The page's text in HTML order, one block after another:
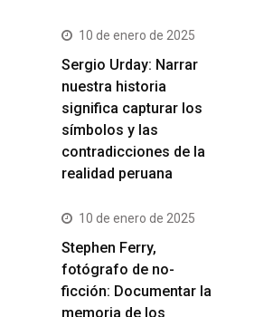
10 de enero de 2025
Sergio Urday: Narrar
nuestra historia
significa capturar los
símbolos y las
contradicciones de la
realidad peruana
10 de enero de 2025
Stephen Ferry,
fotógrafo de no-
ficción: Documentar la
memoria de los